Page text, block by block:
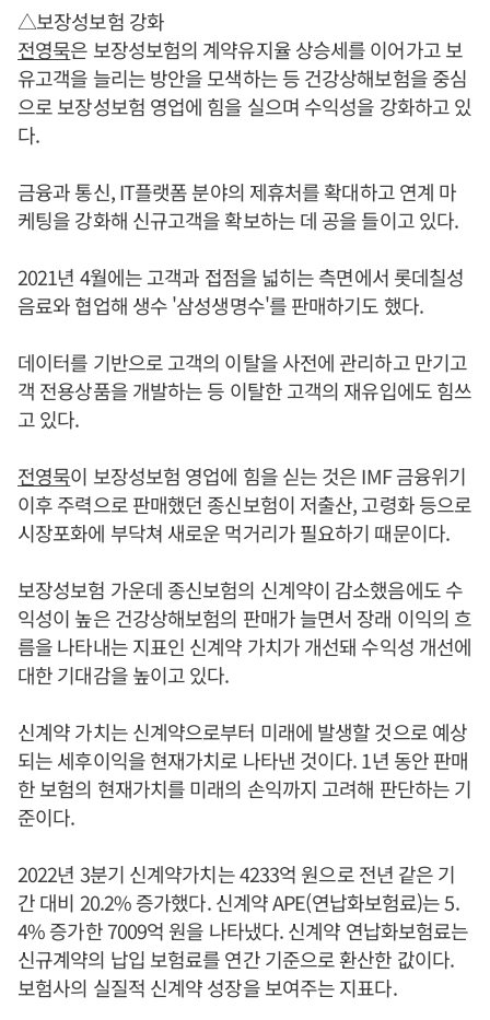
△보장성보험 강화
전영묵은 보장성보험의 계약유지율 상승세를 이어가고 보
유고객을 늘리는 방안을 모색하는 등 건강상해보험을 중심
으로 보장성보험 영업에 힘을 실으며 수익성을 강화하고 있
다.
금융과 통신, IT플랫폼 분야의 제휴처를 확대하고 연계 마
케팅을 강화해 신규고객을 확보하는 데 공을 들이고 있다.
2021년 4월에는 고객과 접점을 넓히는 측면에서 롯데칠성
음료와 협업해 생수 '삼성생명수'를 판매하기도 했다.
데이터를 기반으로 고객의 이탈을 사전에 관리하고 만기고
객 전용상품을 개발하는 등 이탈한 고객의 재유입에도 힘쓰
고 있다.
전영묵이 보장성보험 영업에 힘을 싣는 것은 IMF 금융위기
이후 주력으로 판매했던 종신보험이 저출산, 고령화 등으로
시장포화에 부닥쳐 새로운 먹거리가 필요하기 때문이다.
보장성보험 가운데 종신보험의 신계약이 감소했음에도 수
익성이 높은 건강상해보험의 판매가 늘면서 장래 이익의 흐
름을 나타내는 지표인 신계약 가치가 개선돼 수익성 개선에
대한 기대감을 높이고 있다.
신계약 가치는 신계약으로부터 미래에 발생할 것으로 예상
되는 세후이익을 현재가치로 나타낸 것이다. 1년 동안 판매
한 보험의 현재가치를 미래의 손익까지 고려해 판단하는 기
준이다.
2022년 3분기 신계약가치는 4233억 원으로 전년 같은 기
간 대비 20.2% 증가했다. 신계약 APE(연납화보험료)는 5.
4% 증가한 7009억 원을 나타냈다. 신계약 연납화보험료는
신규계약의 납입 보험료를 연간 기준으로 환산한 값이다.
보험사의 실질적 신계약 성장을 보여주는 지표다.